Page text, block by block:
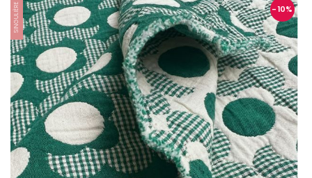
SINGULIÈRE - 10%